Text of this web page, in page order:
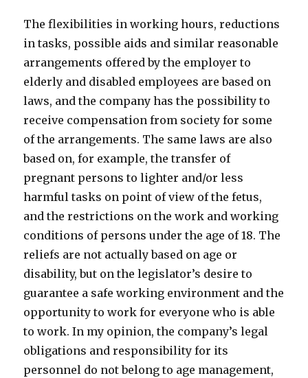
The flexibilities in working hours, reductions
in tasks, possible aids and similar reasonable
arrangements offered by the employer to
elderly and disabled employees are based on
laws, and the company has the possibility to
receive compensation from society for some
of the arrangements. The same laws are also
based on, for example, the transfer of
pregnant persons to lighter and/or less
harmful tasks on point of view of the fetus,
and the restrictions on the work and working
conditions of persons under the age of 18. The
reliefs are not actually based on age or
disability, but on the legislator’s desire to
guarantee a safe working environment and the
opportunity to work for everyone who is able
to work. In my opinion, the company’s legal
obligations and responsibility for its
personnel do not belong to age management,